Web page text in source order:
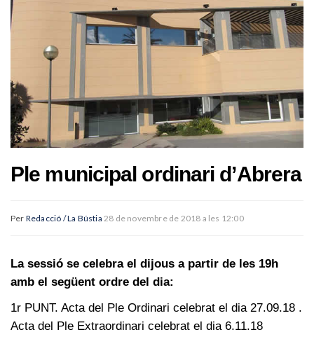
Ple municipal ordinari d’Abrera
Per Redacció / La Bústia 28 de novembre de 2018 a les 12:00
La sessió se celebra el dijous a partir de les 19h
amb el següent ordre del dia:
1r PUNT. Acta del Ple Ordinari celebrat el dia 27.09.18 .
Acta del Ple Extraordinari celebrat el dia 6.11.18